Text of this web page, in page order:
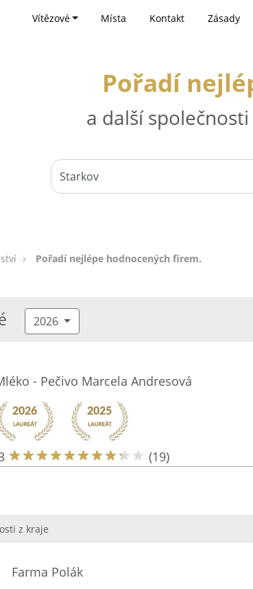
Vítězové Místa Kontakt Zásady
Pořadí
a další
Pořadí nejlépe hodnocených firem.
2026
- Pečivo Marcela Andresová
(19)
z kraje
Farma Polák